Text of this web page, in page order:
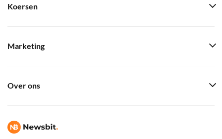
Koersen
Marketing
Over ons